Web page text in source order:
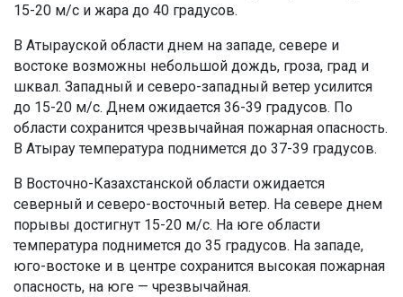
15-20 м/с и жара до 40 градусов.
В Атырауской области днем на западе, севере и
востоке возможны небольшой дождь, гроза, град и
шквал. Западный и северо-западный ветер усилится
до 15-20 м/с. Днем ожидается 36-39 градусов. По
области сохранится чрезвычайная пожарная опасность.
В Атырау температура поднимется до 37-39 градусов.
В Восточно-Казахстанской области ожидается
северный и северо-восточный ветер. На севере днем
порывы достигнут 15-20 м/с. На юге области
температура поднимется до 35 градусов. На западе,
юго-востоке и в центре сохранится высокая пожарная
опасность, на юге — чрезвычайная.